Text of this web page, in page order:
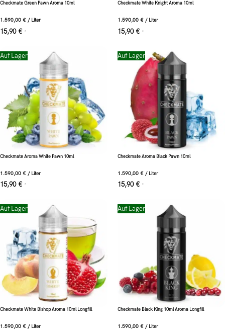
Checkmate Green Pawn Aroma 10ml
1.590,00 € / Liter
15,90 € *
Checkmate White Knight Aroma 10ml
1.590,00 € / Liter
15,90 € *
Auf Lager
Checkmate Aroma White Pawn 10ml
1.590,00 € / Liter
15,90 € *
Auf Lager
Checkmate Aroma Black Pawn 10ml
1.590,00 € / Liter
15,90 € *
Auf Lager
Checkmate White Bishop Aroma 10ml Longfill
1.590,00 € / Liter
Auf Lager
Checkmate Black King 10ml Aroma Longfill
1.590,00 € / Liter